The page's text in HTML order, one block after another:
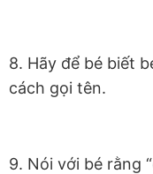
8. Hãy để bé biết
cách gọi tên.
9. Nói với bé rằng